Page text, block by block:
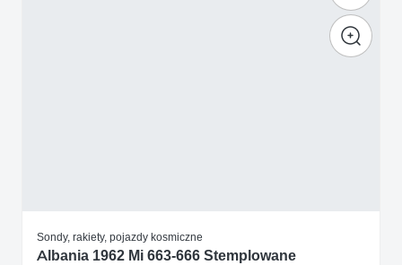
Sondy, rakiety, pojazdy kosmiczne
Albania 1962 Mi 663-666 Stemplowane